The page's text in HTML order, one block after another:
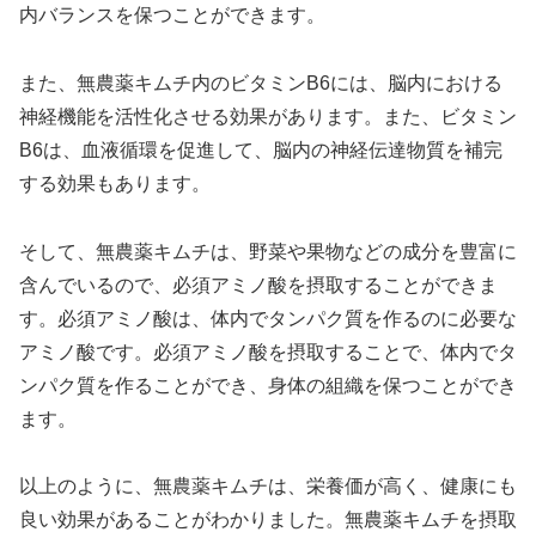
内バランスを保つことができます。
また、無農薬キムチ内のビタミンB6には、脳内における
神経機能を活性化させる効果があります。また、ビタミン
B6は、血液循環を促進して、脳内の神経伝達物質を補完
する効果もあります。
そして、無農薬キムチは、野菜や果物などの成分を豊富に
含んでいるので、必須アミノ酸を摂取することができま
す。必須アミノ酸は、体内でタンパク質を作るのに必要な
アミノ酸です。必須アミノ酸を摂取することで、体内でタ
ンパク質を作ることができ、身体の組織を保つことができ
ます。
以上のように、無農薬キムチは、栄養価が高く、健康にも
良い効果があることがわかりました。無農薬キムチを摂取